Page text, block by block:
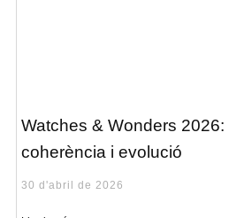
Watches & Wonders
coherència i evolució
30 d'abril de 2026